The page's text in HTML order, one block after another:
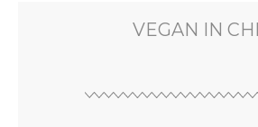
VEGAN IN